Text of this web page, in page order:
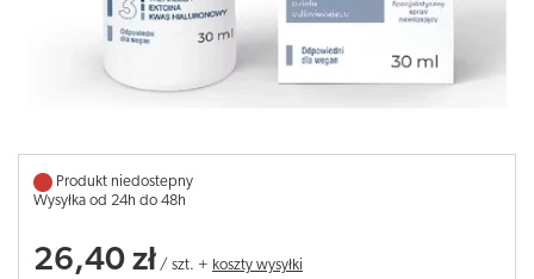
Produkt niedostepny
Wysyłka od 24h do 48h
26,40 zł / szt. + koszty wysyłki